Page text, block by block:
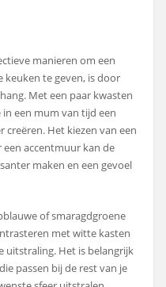
manieren om een
keuken te geven, is door
Met een paar kwasten
een mum van tijd een
creëren. Het kiezen van een
accentmuur kan de
maken en een gevoel
of smaragdgroene
met witte kasten
uitstraling. Het is belangrijk
passen bij de rest van je